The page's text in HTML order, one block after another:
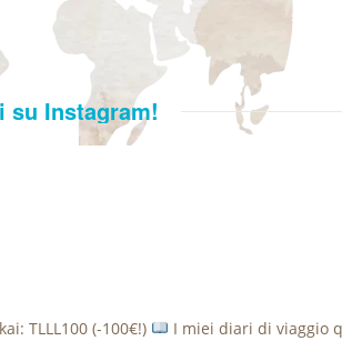
su Instagram!
TLLL100 (-100€!) I miei diari di viaggio